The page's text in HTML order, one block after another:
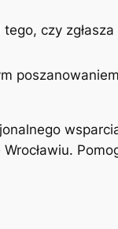
czy